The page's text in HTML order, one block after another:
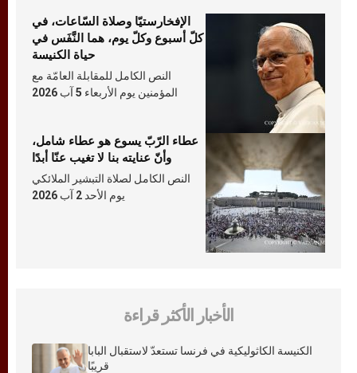
الإفخارستيّا وصلاة السّاعات، في
كلّ أسبوع وكلّ يوم، هما النَّفَس في
حياة الكنيسة
النص الكامل للمقابلة العامّة مع
المؤمنين يوم الأربعاء 5 آب 2026
عطاء الرّبّ يسوع هو عطاء شامل،
وأنّ عنايته بنا لا تغيب عنّا أبدًا
النص الكامل لصلاة التبشير الملائكي
يوم الأحد 2 آب 2026
الأخبار الأكثر قراءة
الكنيسة الكاثوليكية في فرنسا تستعدّ لاستقبال البابا
قريبًا